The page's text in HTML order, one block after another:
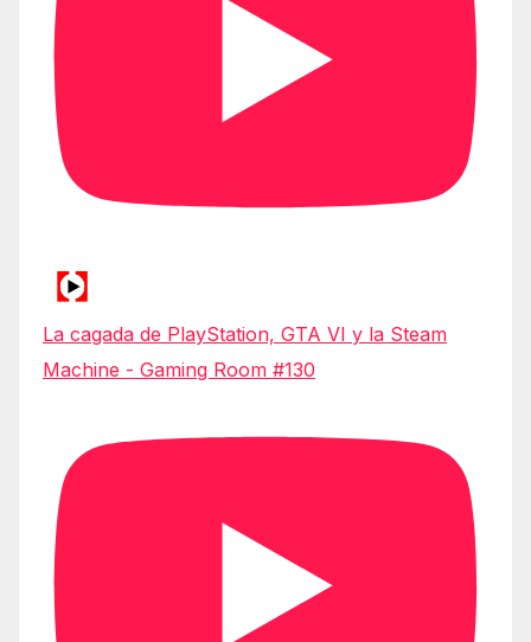
La cagada de PlayStation, GTA VI y la Steam
Machine - Gaming Room #130